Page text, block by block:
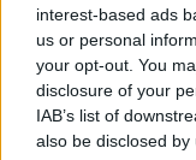
interest-based ads
us or personal
your opt-out. You
disclosure of your
IAB’s list of
also be disclosed